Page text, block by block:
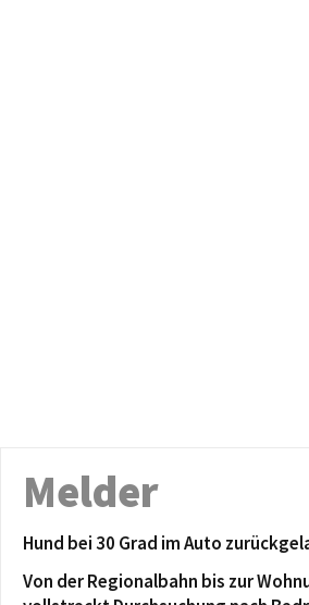
Melder
Hund bei 30 Grad im Auto
Von der Regionalbahn bis zur